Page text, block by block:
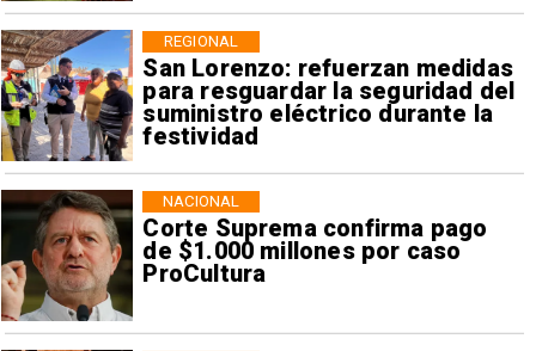
San Lorenzo: refuerzan medidas
para resguardar la seguridad del
suministro eléctrico durante la
festividad
REGIONAL
Corte Suprema confirma pago
de $1.000 millones por caso
ProCultura
NACIONAL